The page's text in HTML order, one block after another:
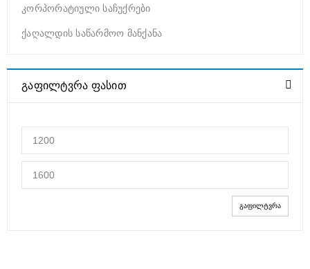
კორპორატიული საჩუქრები
ქაღალდის საწარმოო მანქანა
ᲒᲐᲤᲘᲚᲢᲕᲠᲐ ᲤᲐᲡᲘᲗ
ᲒᲐᲤᲘᲚᲢᲕᲠᲐ